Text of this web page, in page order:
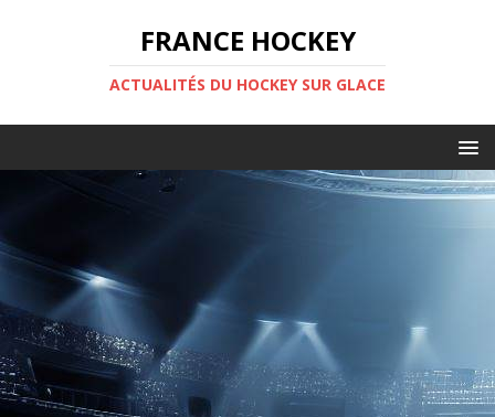
FRANCE HOCKEY
ACTUALITÉS DU HOCKEY SUR GLACE